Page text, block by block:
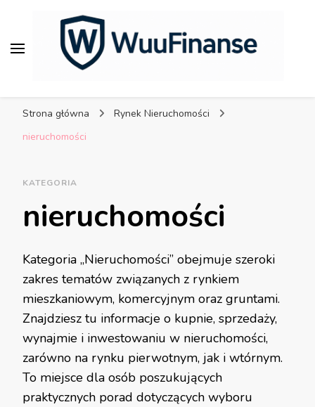
porady dla bezpiecznych
Strona główna
Rynek Nieruchomości
nieruchomości
KATEGORIA
nieruchomości
Kategoria „Nieruchomości” obejmuje szeroki
zakres tematów związanych z rynkiem
mieszkaniowym, komercyjnym oraz gruntami.
Znajdziesz tu informacje o kupnie, sprzedaży,
wynajmie i inwestowaniu w nieruchomości,
zarówno na rynku pierwotnym, jak i wtórnym.
To miejsce dla osób poszukujących
praktycznych porad dotyczących wyboru